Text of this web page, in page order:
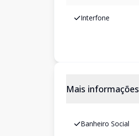
Interfone
Mais informações
Banheiro Social